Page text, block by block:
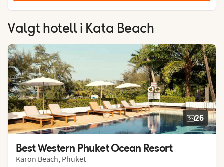
Valgt hotell i Kata Beach
26
Best Western Phuket Ocean Resort
Karon Beach, Phuket